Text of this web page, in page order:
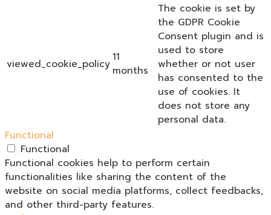
viewed_cookie_policy11
months
The cookie is set by
the GDPR Cookie
Consent plugin and is
used to store
whether or not user
has consented to the
use of cookies. It
does not store any
personal data.
Functional
Functional
Functional cookies help to perform certain
functionalities like sharing the content of the
website on social media platforms, collect feedbacks,
and other third-party features.